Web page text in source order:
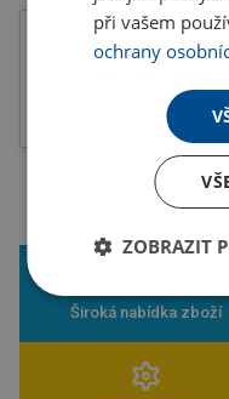
Novinky
Široká nabídka zboží
při vašem
ochrany
ZOBRAZIT